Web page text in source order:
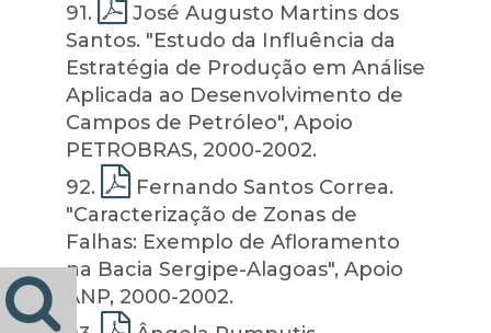
91.
José Augusto Martins dos
Santos. "Estudo da Influência da
Estratégia de Produção em Análise
Aplicada ao Desenvolvimento de
Campos de Petróleo", Apoio
PETROBRAS, 2000-2002.
92.
Fernando Santos Correa.
"Caracterização de Zonas de
Falhas: Exemplo de Afloramento
na Bacia Sergipe-Alagoas", Apoio
ANP, 2000-2002.